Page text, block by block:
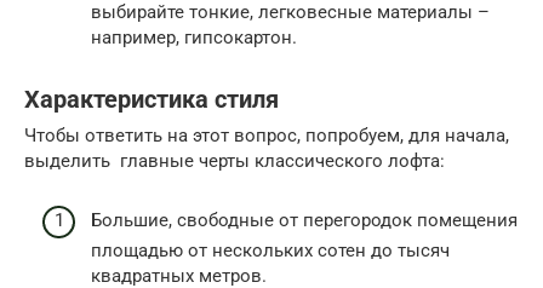
выбирайте тонкие, легковесные материалы –
например, гипсокартон.
Характеристика стиля
Чтобы ответить на этот вопрос, попробуем, для начала,
выделить главные черты классического лофта:
Большие, свободные от перегородок помещения
площадью от нескольких сотен до тысяч
квадратных метров.